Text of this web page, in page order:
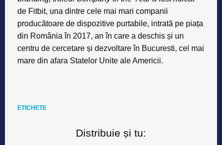
de Fitbit, una dintre cele mai mari companii
producătoare de dispozitive purtabile, intrată pe piața
din România în 2017, an în care a deschis și un
centru de cercetare și dezvoltare în Bucuresti, cel mai
mare din afara Statelor Unite ale Americii.
ETICHETE
Distribuie și tu: